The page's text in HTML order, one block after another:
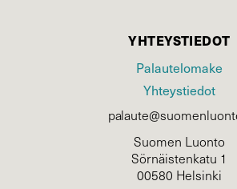
YHTEYSTIEDOT
Palautelomake
Yhteystiedot
Suomen Luonto
Sörnäistenkatu 1
00580 Helsinki